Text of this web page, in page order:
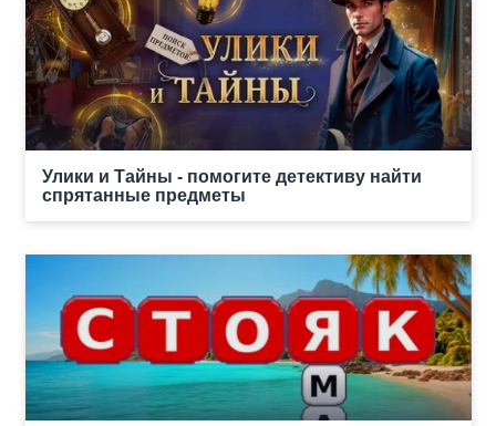
Улики и Тайны - помогите детективу найти
спрятанные предметы